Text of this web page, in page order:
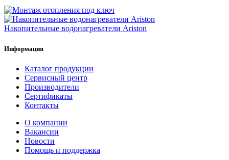
Накопительные водонагреватели Ariston
Информация
Каталог продукции
Сервисный центр
Производители
Сертификаты
Контакты
О компании
Вакансии
Новости
Помощь и поддержка